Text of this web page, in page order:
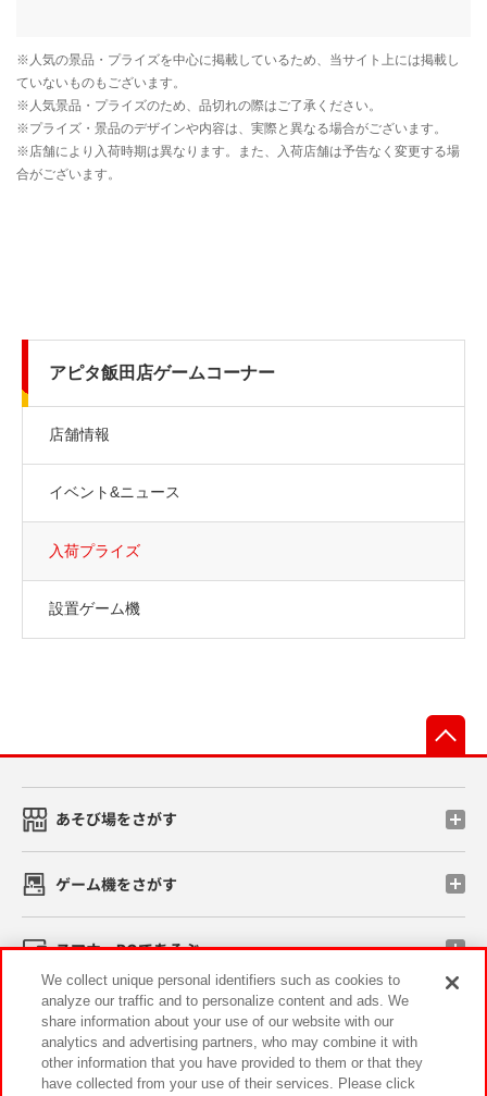
アピタ飯田店ゲームコーナー
店舗情報
イベント&ニュース
入荷プライズ
設置ゲーム機
あそび場をさがす
ゲーム機をさがす
スマホ・PCであそぶ
イベント・キャンペーン
We collect unique personal identifiers such as cookies to
analyze our traffic and to personalize content and ads. We
share information about your use of our website with our
analytics and advertising partners, who may combine it with
other information that you have provided to them or that they
have collected from your use of their services. Please click